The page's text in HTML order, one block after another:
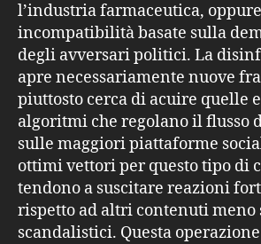
l’industria farmaceutica, oppure
incompatibilità basate sulla
degli avversari politici. La
apre necessariamente nuove
piuttosto cerca di acuire quelle
algoritmi che regolano il flusso
sulle maggiori piattaforme
ottimi vettori per questo tipo di
tendono a suscitare reazioni
rispetto ad altri contenuti meno
scandalistici. Questa